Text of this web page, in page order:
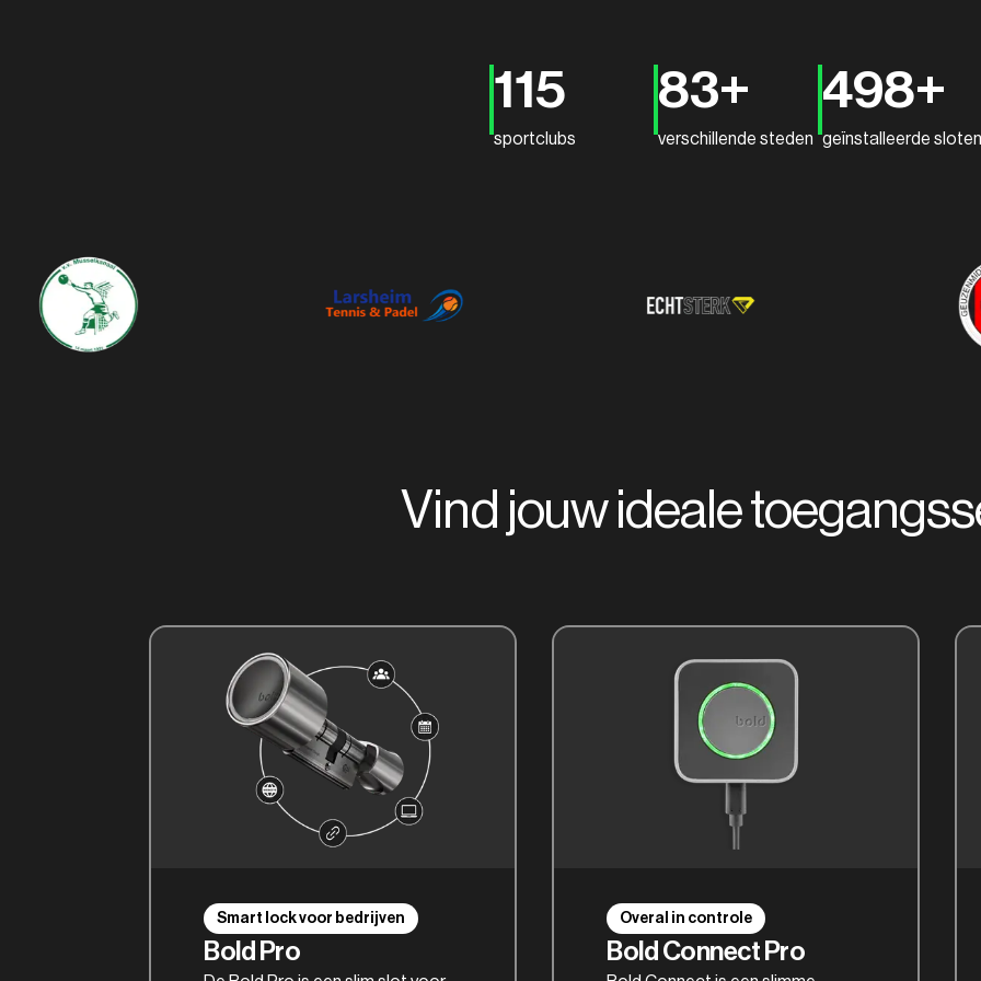
115
sportclubs
83+
verschillende steden
498+
geïnstalleerde sloten
Vind jouw ideale
Smart lock voor bedrijven
Bold Pro
Overal in controle
Bold Connect Pro